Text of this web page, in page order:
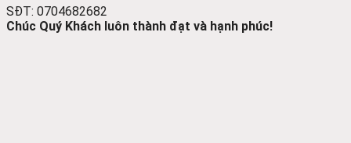
SĐT: 0704682682
Chúc Quý Khách luôn thành đạt và hạnh phúc!